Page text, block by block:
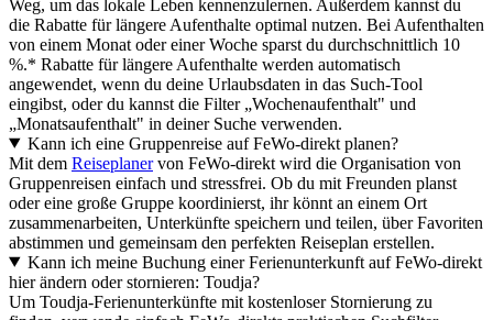
Weg, um das lokale Leben kennenzulernen. Außerdem kannst du
die Rabatte für längere Aufenthalte optimal nutzen. Bei Aufenthalten
von einem Monat oder einer Woche sparst du durchschnittlich 10
%.* Rabatte für längere Aufenthalte werden automatisch
angewendet, wenn du deine Urlaubsdaten in das Such-Tool
eingibst, oder du kannst die Filter „Wochenaufenthalt" und
„Monatsaufenthalt" in deiner Suche verwenden.
Kann ich eine Gruppenreise auf FeWo-direkt planen?
Mit dem Reiseplanervon FeWo-direkt wird die Organisation von
Gruppenreisen einfach und stressfrei. Ob du mit Freunden planst
oder eine große Gruppe koordinierst, ihr könnt an einem Ort
zusammenarbeiten, Unterkünfte speichern und teilen, über Favoriten
abstimmen und gemeinsam den perfekten Reiseplan erstellen.
Kann ich meine Buchung einer Ferienunterkunft auf FeWo-direkt
hier ändern oder stornieren: Toudja?
Um Toudja-Ferienunterkünfte mit kostenloser Stornierung zu